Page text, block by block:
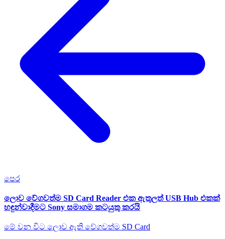
පෙර
ලොව වේගවත්ම SD Card Reader එක ඇතුලත් USB Hub එකක්
හඳුන්වාදීමට Sony සමාගම කටයුතු කරයි
මේ වන විට ලොව ඇති වේගවත්ම SD Card